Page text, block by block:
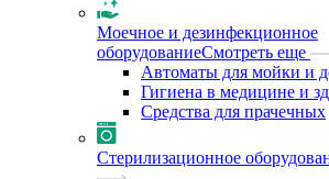
Моечное и дезинфекционное
оборудованиеСмотреть еще
Автоматы для мойки и
Гигиена в медицине и
Средства для прачечных
Стерилизационное